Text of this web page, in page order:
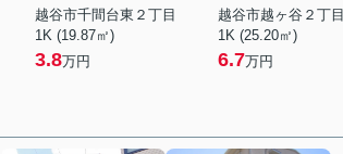
越谷市千間台東２丁目
1K (19.87㎡)
3.8万円
越谷市越ヶ谷２丁目
1K (25.20㎡)
6.7万円